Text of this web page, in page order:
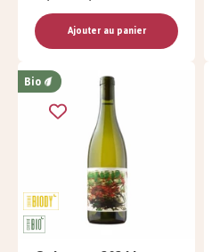
Ajouter au panier
Bio